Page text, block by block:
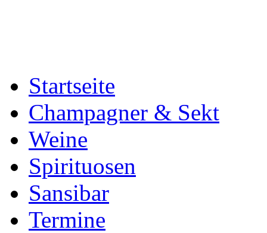
Startseite
Champagner & Sekt
Weine
Spirituosen
Sansibar
Termine